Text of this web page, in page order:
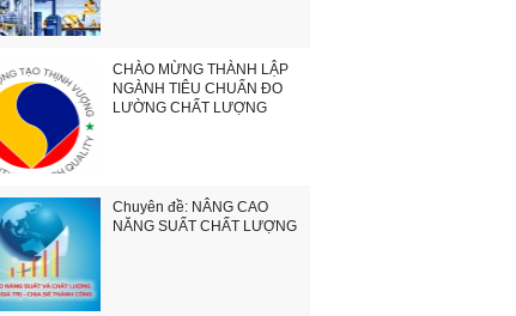
CHÀO MỪNG THÀNH LẬP
NGÀNH TIÊU CHUẨN ĐO
LƯỜNG CHẤT LƯỢNG
Chuyên đề: NÂNG CAO
NĂNG SUẤT CHẤT LƯỢNG